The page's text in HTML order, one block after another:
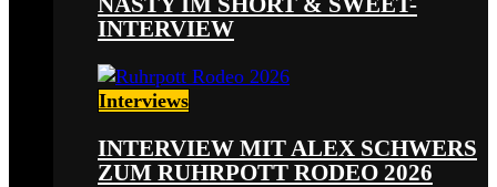
INTERVIEW
Interviews
INTERVIEW MIT ALEX SCHWERS
ZUM RUHRPOTT RODEO 2026